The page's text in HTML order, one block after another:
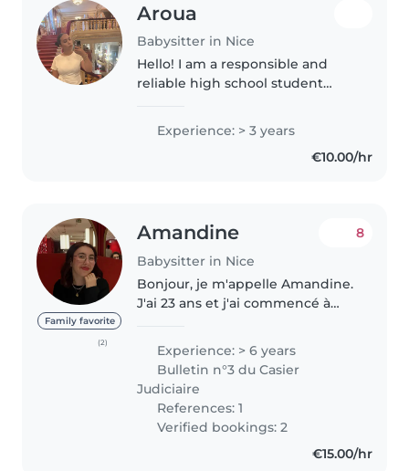
Aroua
Babysitter in Nice
Hello! I am a responsible and
reliable high school student
enjoy taking care of children,
helping with homework, and
Experience: > 3 years
€10.00/hr
Family favorite
(2)
Amandine
Babysitter in Nice
8
Bonjour, je m'appelle Amandine.
J'ai 23 ans et j'ai commencé à
ans. J'ai un très bon contact avec
les enfants. J'ai fait deux années
en école d'infirmière..
Experience: > 6 years
Bulletin n°3 du Casier
Judiciaire
References: 1
Verified bookings: 2
€15.00/hr